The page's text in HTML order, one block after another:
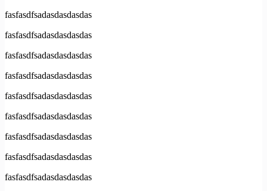
fasfasdfsadasdasdasdas
fasfasdfsadasdasdasdas
fasfasdfsadasdasdasdas
fasfasdfsadasdasdasdas
fasfasdfsadasdasdasdas
fasfasdfsadasdasdasdas
fasfasdfsadasdasdasdas
fasfasdfsadasdasdasdas
fasfasdfsadasdasdasdas